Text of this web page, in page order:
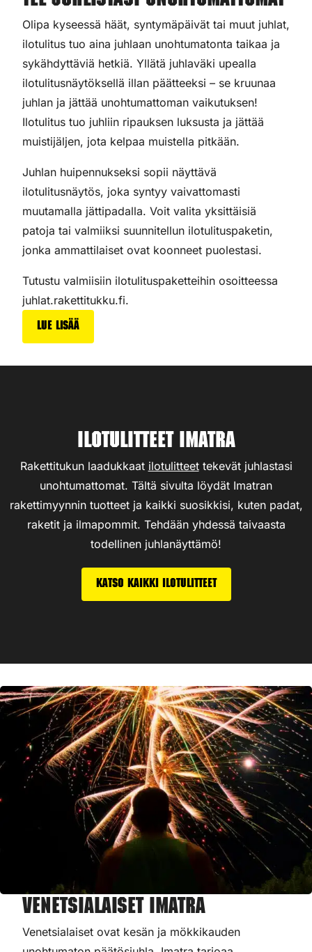
Olipa kyseessä häät, syntymäpäivät tai muut juhlat,
ilotulitus tuo aina juhlaan unohtumatonta taikaa ja
sykähdyttäviä hetkiä. Yllätä juhlaväki upealla
ilotulitusnäytöksellä illan päätteeksi – se kruunaa
juhlan ja jättää unohtumattoman vaikutuksen!
Ilotulitus tuo juhliin ripauksen luksusta ja jättää
muistijäljen, jota kelpaa muistella pitkään.
Juhlan huipennukseksi sopii näyttävä
ilotulitusnäytös, joka syntyy vaivattomasti
muutamalla jättipadalla. Voit valita yksittäisiä
patoja tai valmiiksi suunnitellun ilotulituspaketin,
jonka ammattilaiset ovat koonneet puolestasi.
Tutustu valmiisiin ilotulituspaketteihin osoitteessa
juhlat.rakettitukku.fi.
Lue lisää
Ilotulitteet Imatra
Rakettitukun laadukkaat ilotulitteettekevät juhlastasi
unohtumattomat. Tältä sivulta löydät Imatran
rakettimyynnin tuotteet ja kaikki suosikkisi, kuten padat,
raketit ja ilmapommit. Tehdään yhdessä taivaasta
todellinen juhlanäyttämö!
Katso kaikki ilotulitteet
Venetsialaiset Imatra
Venetsialaiset ovat kesän ja mökkikauden